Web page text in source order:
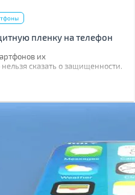
пленку на телефон
их
сказать о защищенности.
уязвимы к механическим